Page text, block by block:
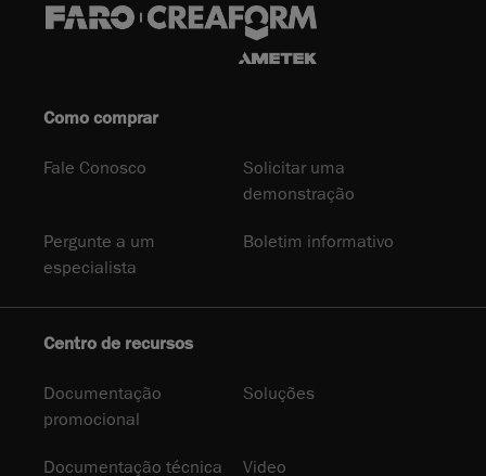
Como comprar
Fale Conosco
Solicitar uma
demonstração
Pergunte a um
especialista
Boletim informativo
Centro de recursos
Documentação
promocional
Soluções
Documentação técnica Video